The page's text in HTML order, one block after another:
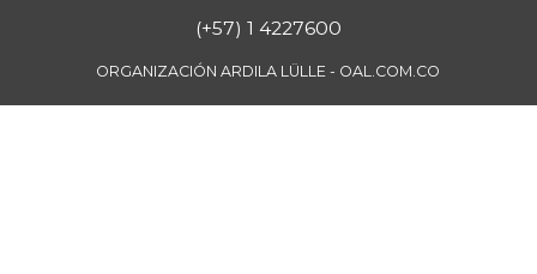
(+57) 1 4227600
ORGANIZACIÓN ARDILA LÜLLE - OAL.COM.CO